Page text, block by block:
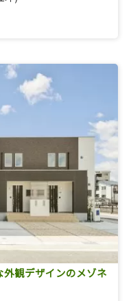
観デザインのメゾネ